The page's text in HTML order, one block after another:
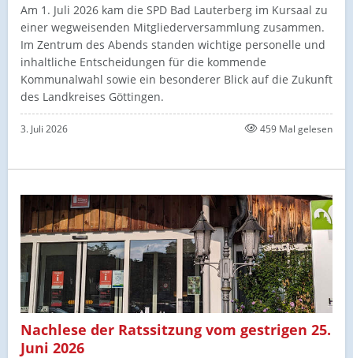
Am 1. Juli 2026 kam die SPD Bad Lauterberg im Kursaal zu
einer wegweisenden Mitgliederversammlung zusammen.
Im Zentrum des Abends standen wichtige personelle und
inhaltliche Entscheidungen für die kommende
Kommunalwahl sowie ein besonderer Blick auf die Zukunft
des Landkreises Göttingen.
3. Juli 2026 459 Mal gelesen
Nachlese der Ratssitzung vom gestrigen 25.
Juni 2026